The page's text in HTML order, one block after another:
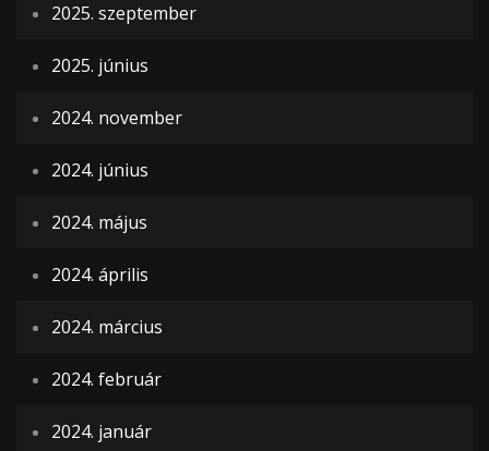
2025. szeptember
2025. június
2024. november
2024. június
2024. május
2024. április
2024. március
2024. február
2024. január